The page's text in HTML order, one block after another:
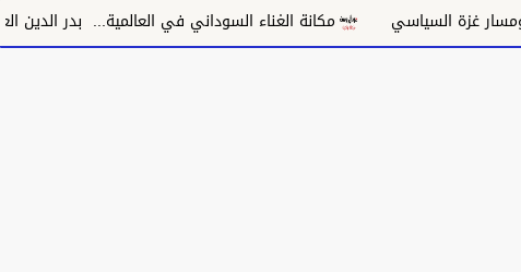
مكانة الغناء السوداني في العالمية... بدر الدين العتَّاق حسناء